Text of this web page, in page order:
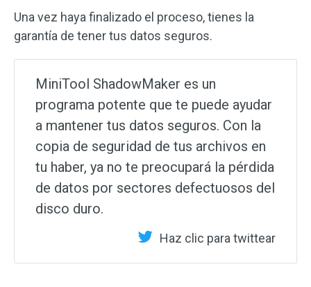
Una vez haya finalizado el proceso, tienes la
garantía de tener tus datos seguros.
MiniTool ShadowMaker es un
programa potente que te puede ayudar
a mantener tus datos seguros. Con la
copia de seguridad de tus archivos en
tu haber, ya no te preocupará la pérdida
de datos por sectores defectuosos del
disco duro.
Haz clic para twittear